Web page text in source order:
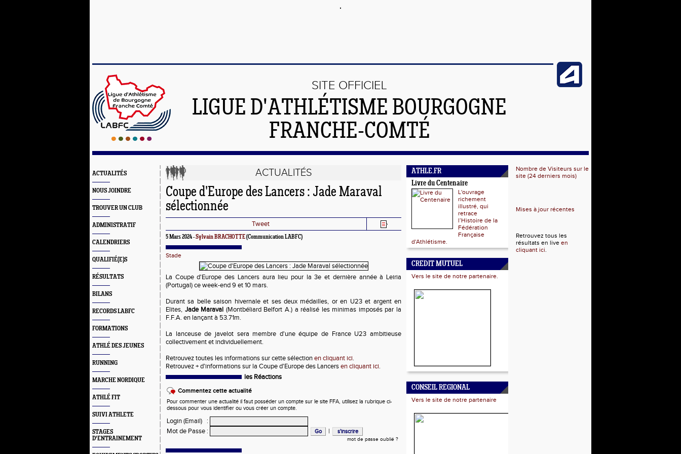
SITE OFFICIEL
LIGUE D'ATHLÉTISME BOURGOGNE
FRANCHE-COMTÉ
ACTUALITÉS
NOUS JOINDRE
TROUVER UN CLUB
ADMINISTRATIF
CALENDRIERS
QUALIFIÉ(E)S
RÉSULTATS
BILANS
RECORDS LABFC
FORMATIONS
ATHLÉ DES JEUNES
RUNNING
MARCHE NORDIQUE
ATHLÉ FIT
SUIVI ATHLETE
STAGES
D'ENTRAINEMENT
ACTUALITÉS
Coupe d'Europe des Lancers : Jade Maraval
sélectionnée
Tweet
5 Mars 2024 -Sylvain BRACHOTTE(Communication LABFC)
Stade
La Coupe d'Europe des Lancers aura lieu pour la 3e et dernière année à Leiria
(Portugal) ce week-end 9 et 10 mars.
Durant sa belle saison hivernale et ses deux médailles, or en U23 et argent en
Elites, Jade Maraval (Montbéliard Belfort A.) a réalisé les minimas imposés par la
F.F.A. en lançant à 53.71m.
La lanceuse de javelot sera membre d'une équipe de France U23 ambitieuse
collectivement et individuellement.
Retrouvez toutes les informations sur cette sélectionen cliquant ici.
Retrouvez + d'informations sur la Coupe d'Europe des Lancersen cliquant ici.
les Réactions
Commentez cette actualité
Pour commenter une actualité il faut posséder un compte sur le site FFA, utilisez la rubrique ci-
dessous pour vous identifier ou vous créer un compte.
Login (Email)
:
Mot de Passe : |
mot de passe oublié ?
ATHLE.FR
Livre du Centenaire
L'ouvrage
richement
illustré, qui
retrace
l’Histoire de la
Fédération
Française
d'Athlétisme.
CREDIT MUTUEL
Vers le site de notre partenaire.
CONSEIL REGIONAL
Vers le site de notre partenaire
Nombre de Visiteurs sur le
site (24 derniers mois)
Mises à jour récentes
Retrouvez tous les
résultats en live en
cliquant ici.